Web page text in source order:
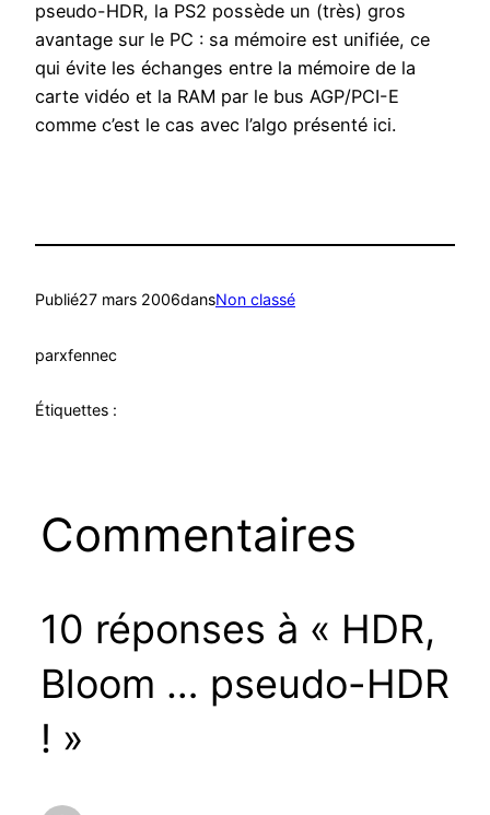
pseudo-HDR, la PS2 possède un (très) gros
avantage sur le PC : sa mémoire est unifiée, ce
qui évite les échanges entre la mémoire de la
carte vidéo et la RAM par le bus AGP/PCI-E
comme c’est le cas avec l’algo présenté ici.
Publié27 mars 2006dansNon classé
parxfennec
Étiquettes :
Commentaires
10 réponses à « HDR,
Bloom … pseudo-HDR
! »